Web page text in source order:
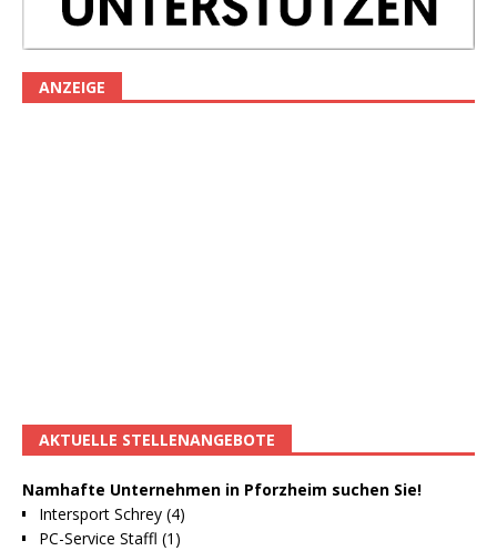
ANZEIGE
AKTUELLE STELLENANGEBOTE
Namhafte Unternehmen in Pforzheim suchen Sie!
Intersport Schrey (4)
PC-Service Staffl (1)